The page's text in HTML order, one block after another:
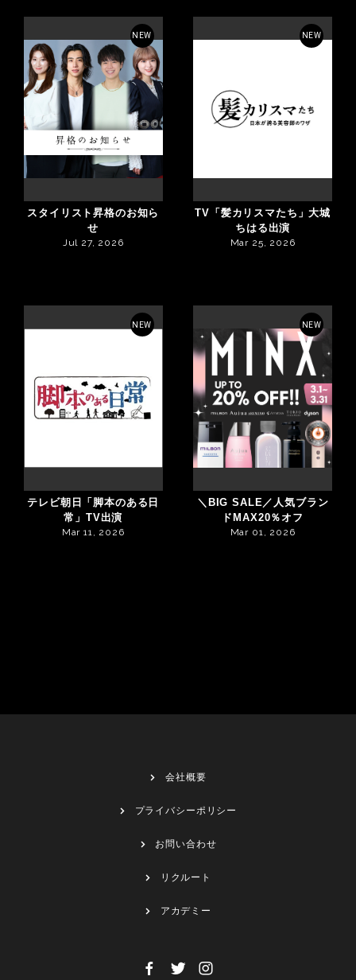
NEW
スタイリスト昇格のお知ら
せ
Jul 27, 2026
NEW
TV「髪カリスマたち」大城
ちはる出演
Mar 25, 2026
NEW
テレビ朝日「脚本のある日
常」TV出演
Mar 11, 2026
NEW
＼BIG SALE／人気ブラン
ドMAX20％オフ
Mar 01, 2026
会社概要
プライバシーポリシー
お問い合わせ
リクルート
アカデミー